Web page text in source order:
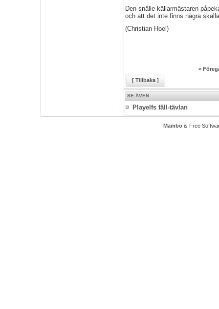
Den snälle källarmästaren
och att det inte finns några
(Christian Hoel)
<
[ Tillbaka ]
SE ÄVEN
Playelfs fäll-tävlan
Mambois Free